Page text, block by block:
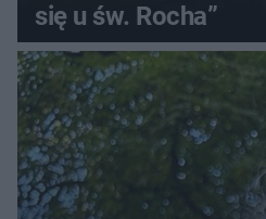
się u św. Rocha”